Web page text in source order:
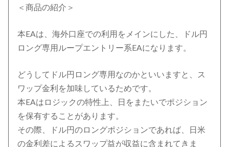
＜商品の紹介＞
本EAは、海外口座での利用をメインにした、ドル円
ロング専用ループエントリー系EAになります。
どうしてドル円ロング専用なのかといいますと、ス
ワップ金利を加味しているためです。
本EAはロジックの特性上、日をまたいでポジション
を保有することがあります。
その際、ドル円のロングポジションであれば、日米
の金利差によるスワップ益が収益に含まれてきま